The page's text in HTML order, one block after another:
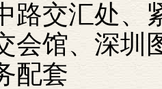
路交汇处、
会馆、深圳
配套